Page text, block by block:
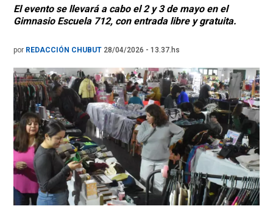
El evento se llevará a cabo el 2 y 3 de mayo en el
Gimnasio Escuela 712, con entrada libre y gratuita.
por REDACCIÓN CHUBUT 28/04/2026 - 13.37.hs